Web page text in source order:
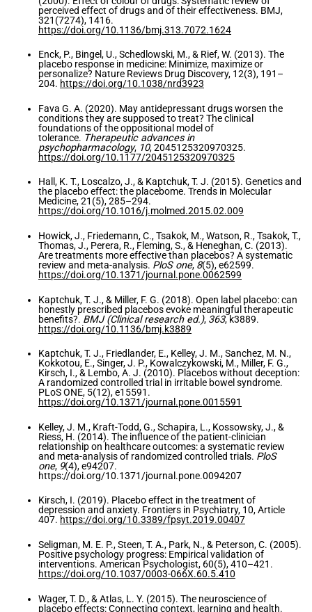
perceived effect of drugs and of their effectiveness. BMJ,
321(7274), 1416.
https://doi.org/10.1136/bmj.313.7072.1624
Enck, P., Bingel, U., Schedlowski, M., & Rief, W. (2013). The
placebo response in medicine: Minimize, maximize or
personalize? Nature Reviews Drug Discovery, 12(3), 191–
204. https://doi.org/10.1038/nrd3923
Fava G. A. (2020). May antidepressant drugs worsen the
conditions they are supposed to treat? The clinical
foundations of the oppositional model of
tolerance. Therapeutic advances in
psychopharmacology, 10, 2045125320970325.
https://doi.org/10.1177/2045125320970325
Hall, K. T., Loscalzo, J., & Kaptchuk, T. J. (2015). Genetics and
the placebo effect: the placebome. Trends in Molecular
Medicine, 21(5), 285–294.
https://doi.org/10.1016/j.molmed.2015.02.009
Howick, J., Friedemann, C., Tsakok, M., Watson, R., Tsakok, T.,
Thomas, J., Perera, R., Fleming, S., & Heneghan, C. (2013).
Are treatments more effective than placebos? A systematic
review and meta-analysis. PloS one, 8(5), e62599.
https://doi.org/10.1371/journal.pone.0062599
Kaptchuk, T. J., & Miller, F. G. (2018). Open label placebo: can
honestly prescribed placebos evoke meaningful therapeutic
benefits?. BMJ (Clinical research ed.), 363, k3889.
https://doi.org/10.1136/bmj.k3889
Kaptchuk, T. J., Friedlander, E., Kelley, J. M., Sanchez, M. N.,
Kokkotou, E., Singer, J. P., Kowalczykowski, M., Miller, F. G.,
Kirsch, I., & Lembo, A. J. (2010). Placebos without deception:
A randomized controlled trial in irritable bowel syndrome.
PLoS ONE, 5(12), e15591.
https://doi.org/10.1371/journal.pone.0015591
Kelley, J. M., Kraft-Todd, G., Schapira, L., Kossowsky, J., &
Riess, H. (2014). The influence of the patient-clinician
relationship on healthcare outcomes: a systematic review
and meta-analysis of randomized controlled trials. PloS
one, 9(4), e94207.
https://doi.org/10.1371/journal.pone.0094207
Kirsch, I. (2019). Placebo effect in the treatment of
depression and anxiety. Frontiers in Psychiatry, 10, Article
407. https://doi.org/10.3389/fpsyt.2019.00407
Seligman, M. E. P., Steen, T. A., Park, N., & Peterson, C. (2005).
Positive psychology progress: Empirical validation of
interventions. American Psychologist, 60(5), 410–421.
https://doi.org/10.1037/0003-066X.60.5.410
Wager, T. D., & Atlas, L. Y. (2015). The neuroscience of
placebo effects: Connecting context, learning and health.